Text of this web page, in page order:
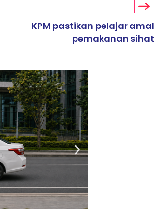
KPM pastikan pelajar amal
pemakanan sihat